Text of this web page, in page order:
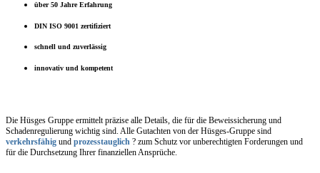
über 50 Jahre Erfahrung
DIN ISO 9001 zertifiziert
schnell und zuverlässig
innovativ und kompetent
Die Hüsges Gruppe ermittelt präzise alle Details, die für die Beweissicherung und
Schadenregulierung wichtig sind. Alle Gutachten von der Hüsges-Gruppe sind
verkehrsfähig und prozesstauglich ? zum Schutz vor unberechtigten Forderungen und
für die Durchsetzung Ihrer finanziellen Ansprüche.